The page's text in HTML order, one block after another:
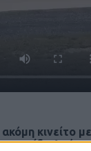
κινείτο